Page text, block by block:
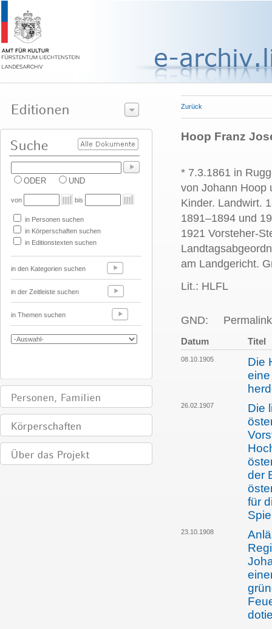
ODER UND
von bis
in Personen suchen
in Körperschaften suchen
in Editionstexten suchen
in den Kategorien suchen
in der Zeitleiste suchen
in Themen suchen
Zurück
Hoop Franz
* 7.3.1861 in
von Johann Hoop
Kinder. Landwirt.
1891–1894 und
1921 Vorsteher-
am Landgericht.
Lit.: HLFL
GND:
Datum Titel
08.10.1905
Die
26.02.1907
Die
der
für
23.10.1908